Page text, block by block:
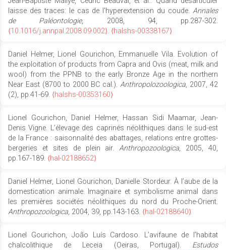
laisse des traces: le cas de l'hyperextension du coude. Annales
de Paléontologie, 2008, 94, pp.287-302.
⟨10.1016/j.annpal.2008.09.002⟩. ⟨halshs-00338167⟩
Daniel Helmer, Lionel Gourichon, Emmanuelle Vila. Evolution of
the exploitation of products from Capra and Ovis (meat, milk and
wool) from the PPNB to the early Bronze Age in the northern
Near East (8700 to 2000 BC cal.).Anthropolozoologica, 2007, 42
(2), pp.41-69. ⟨halshs-00353160⟩
Lionel Gourichon, Daniel Helmer, Hassan Sidi Maamar, Jean-
Denis Vigne. L’élevage des caprinés néolithiques dans le sud-est
de la France : saisonnalité des abattages, relations entre grottes-
bergeries et sites de plein air.Anthropozoologica, 2005, 40,
pp.167-189. ⟨hal-02188652⟩
Daniel Helmer, Lionel Gourichon, Danielle Stordeur. À l’aube de la
domestication animale. Imaginaire et symbolisme animal dans
les premières sociétés néolithiques du nord du Proche-Orient.
Anthropozoologica, 2004, 39, pp.143-163. ⟨hal-02188640⟩
Lionel Gourichon, João Luís Cardoso. L’avifaune de l’habitat
chalcolithique de Leceia (Oeiras, Portugal). Estudos